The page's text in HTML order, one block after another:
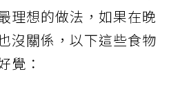
理想的做法，如果在晚
沒關係，以下這些食物
覺：